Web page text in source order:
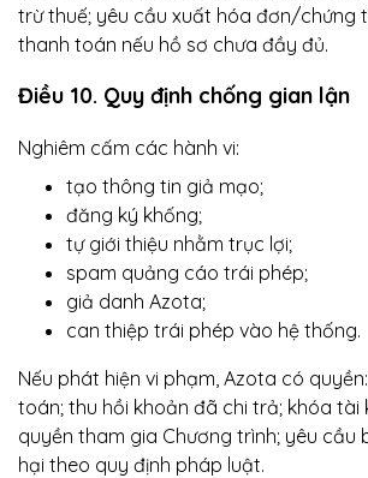
trừ thuế; yêu cầu xuất hóa đơn/chứng
thanh toán nếu hồ sơ chưa đầy đủ.
Điều 10. Quy định chống gian lận
Nghiêm cấm các hành vi:
tạo thông tin giả mạo;
đăng ký khống;
tự giới thiệu nhằm trục lợi;
spam quảng cáo trái phép;
giả danh Azota;
can thiệp trái phép vào hệ thống.
Nếu phát hiện vi phạm, Azota có
toán; thu hồi khoản đã chi trả; khóa tài
quyền tham gia Chương trình; yêu cầu
hại theo quy định pháp luật.